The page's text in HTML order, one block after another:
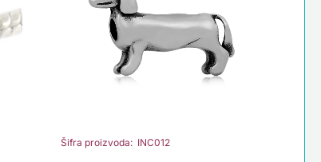
Šifra proizvoda: INC012